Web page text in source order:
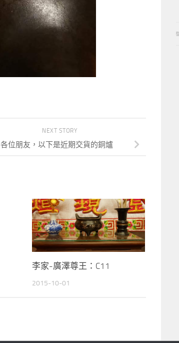
NEXT STORY
各位朋友，以下是近期交貨的銅爐
李家-廣澤尊王：C11
2015-10-01